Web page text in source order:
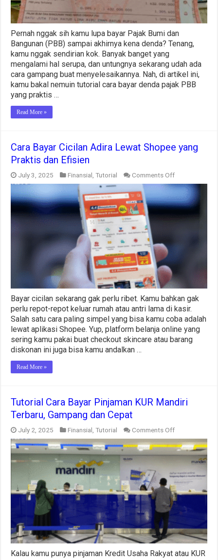
Pernah nggak sih kamu lupa bayar Pajak Bumi dan
Bangunan (PBB) sampai akhirnya kena denda? Tenang,
kamu nggak sendirian kok. Banyak banget yang
mengalami hal serupa, dan untungnya sekarang udah ada
cara gampang buat menyelesaikannya. Nah, di artikel ini,
kamu bakal nemuin tutorial cara bayar denda pajak PBB
yang praktis …
Read More »
Cara Bayar Cicilan Adira Lewat Shopee yang
Praktis dan Efisien
July 3, 2025 Finansial,Tutorial Comments Offon
Cara
Bayar
Cicilan
Adira
Shopee
dan
Bayar cicilan sekarang gak perlu ribet. Kamu bahkan gak
perlu repot-repot keluar rumah atau antri lama di kasir.
Salah satu cara paling simpel yang bisa kamu coba adalah
lewat aplikasi Shopee. Yup, platform belanja online yang
sering kamu pakai buat checkout skincare atau barang
diskonan ini juga bisa kamu andalkan …
Read More »
Tutorial Cara Bayar Pinjaman KUR Mandiri
Terbaru, Gampang dan Cepat
July 2, 2025 Finansial ,Tutorial Comments Offon
Tutorial
Cara
Bayar
Pinjaman
KUR
Mandiri
Terbaru,
Gampang
dan
Cepat
Kalau kamu punya pinjaman Kredit Usaha Rakyat atau KUR